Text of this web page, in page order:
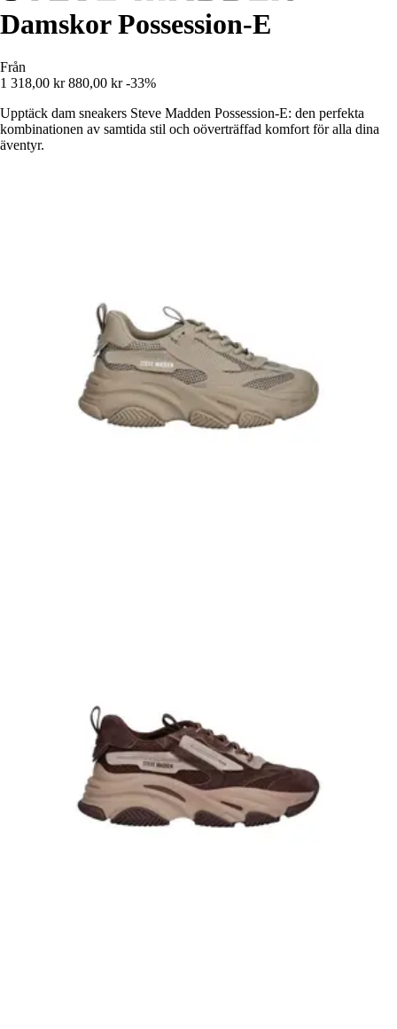
Damskor Possession-E
Från
1 318,00 kr 880,00 kr -33%
Upptäck dam sneakers Steve Madden Possession-E: den perfekta
kombinationen av samtida stil och oöverträffad komfort för alla dina
äventyr.